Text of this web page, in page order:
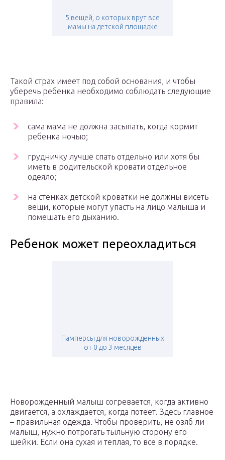
5 вещей, о которых врут все
мамы на детской площадке
Такой страх имеет под собой основания, и чтобы
уберечь ребенка необходимо соблюдать следующие
правила:
сама мама не должна засыпать, когда кормит
ребенка ночью;
грудничку лучше спать отдельно или хотя бы
иметь в родительской кровати отдельное
одеяло;
на стенках детской кроватки не должны висеть
вещи, которые могут упасть на лицо малыша и
помешать его дыханию.
Ребенок может переохладиться
Памперсы для новорожденных
от 0 до 3 месяцев
Новорожденный малыш согревается, когда активно
двигается, а охлаждается, когда потеет. Здесь главное
– правильная одежда. Чтобы проверить, не озяб ли
малыш, нужно потрогать тыльную сторону его
шейки. Если она сухая и теплая, то все в порядке.